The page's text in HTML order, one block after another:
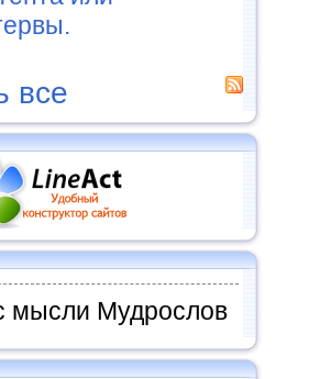
все
мысли Мудрослов